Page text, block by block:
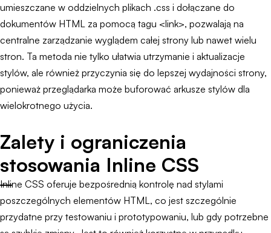
umieszczane w oddzielnych plikach .css i dołączane do
dokumentów HTML za pomocą tagu <link>, pozwalają na
centralne zarządzanie wyglądem całej strony lub nawet wielu
stron. Ta metoda nie tylko ułatwia utrzymanie i aktualizacje
stylów, ale również przyczynia się do lepszej wydajności strony,
ponieważ przeglądarka może buforować arkusze stylów dla
wielokrotnego użycia.
Zalety i ograniczenia
stosowania Inline CSS
Inline CSS oferuje bezpośrednią kontrolę nad stylami
poszczególnych elementów HTML, co jest szczególnie
przydatne przy testowaniu i prototypowaniu, lub gdy potrzebne